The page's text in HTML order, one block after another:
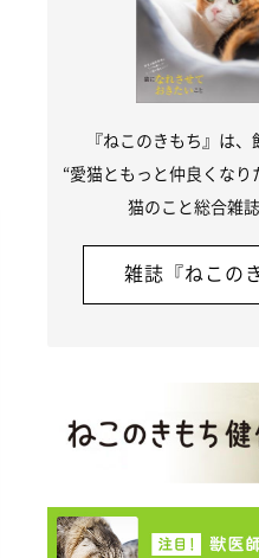
『ねこのきもち』は
“愛猫ともっと仲良くなり
猫のこと総合雑誌
雑誌『ねこの